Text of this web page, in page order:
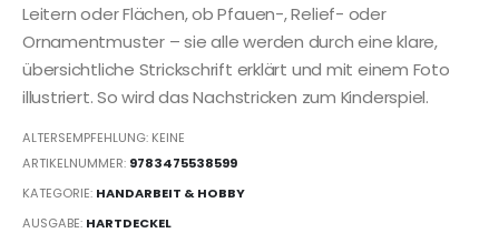
Leitern oder Flächen, ob Pfauen-, Relief- oder
Ornamentmuster – sie alle werden durch eine klare,
übersichtliche Strickschrift erklärt und mit einem Foto
illustriert. So wird das Nachstricken zum Kinderspiel.
ALTERSEMPFEHLUNG: KEINE
ARTIKELNUMMER: 9783475538599
KATEGORIE: HANDARBEIT & HOBBY
AUSGABE: HARTDECKEL